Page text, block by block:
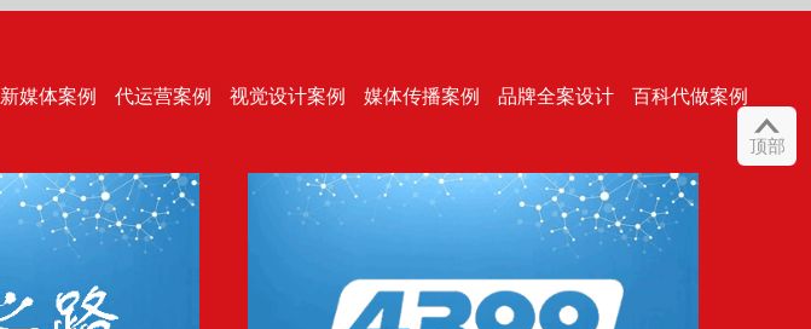
新媒体案例 代运营案例 视觉设计案例 媒体传播案例 品牌全案设计 百科代做案例

顶部